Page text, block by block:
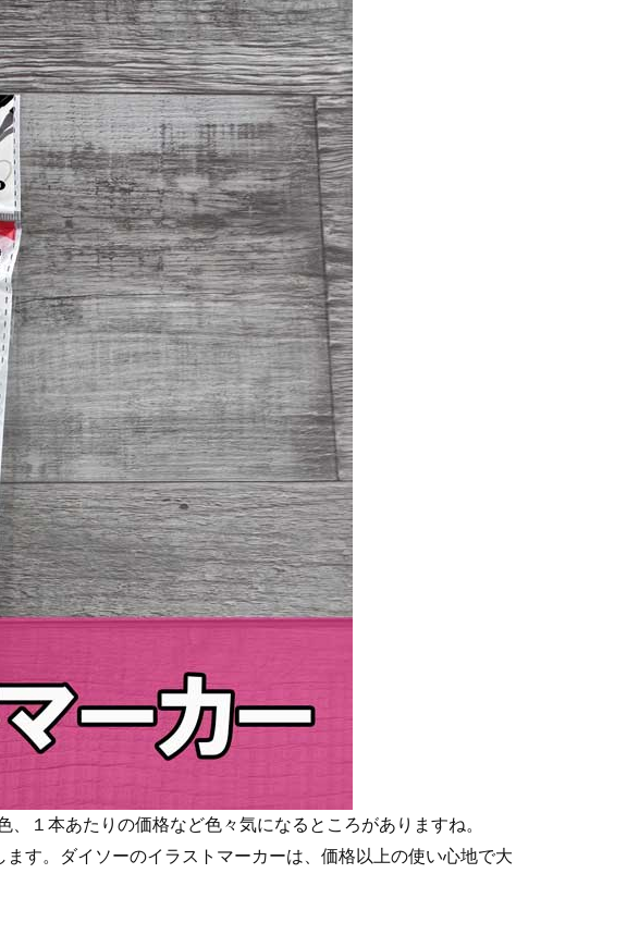
１本あたりの価格など色々気になるところがありますね。
す。ダイソーのイラストマーカーは、価格以上の使い心地で大